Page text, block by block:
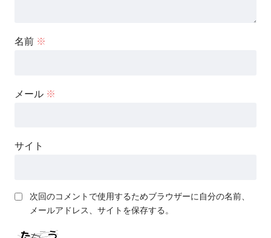
名前 ※
メール ※
サイト
次回のコメントで使用するためブラウザーに自分の名前、
メールアドレス、サイトを保存する。